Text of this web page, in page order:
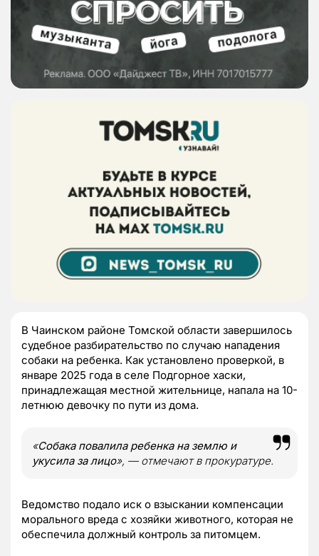
В Чаинском районе Томской области завершилось
судебное разбирательство по случаю нападения
собаки на ребенка. Как установлено проверкой, в
январе 2025 года в селе Подгорное хаски,
принадлежащая местной жительнице, напала на 10-
летнюю девочку по пути из дома.
«Собака повалила ребенка на землю и
укусила за лицо», — отмечают в прокуратуре.
Ведомство подало иск о взыскании компенсации
морального вреда с хозяйки животного, которая не
обеспечила должный контроль за питомцем.